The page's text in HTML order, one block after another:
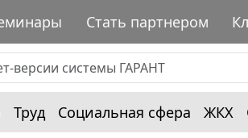
Стать партнером
Труд Социальная сфера ЖКХ